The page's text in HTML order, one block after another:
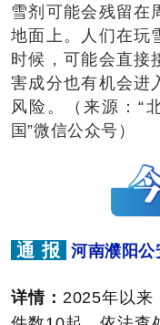
雪剂可能会残留在
地面上。人们在玩
时候，可能会直接
害成分也有机会进
风险。（来源：“
国”微信公众号）
通 报 河南濮阳公
详情： 2025年以来